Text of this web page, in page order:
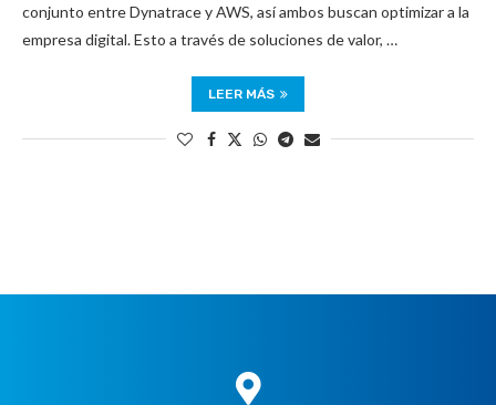
conjunto entre Dynatrace y AWS, así ambos buscan optimizar a la
empresa digital. Esto a través de soluciones de valor, …
LEER MÁS